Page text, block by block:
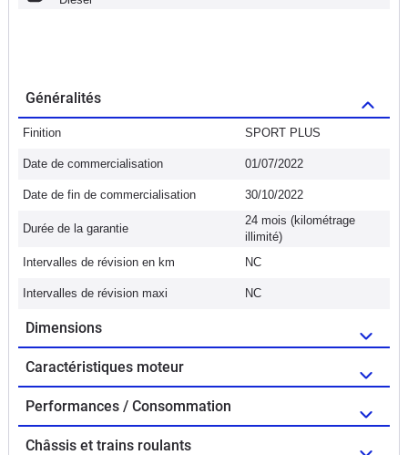
Généralités
Finition SPORT PLUS
Date de commercialisation 01/07/2022
Date de fin de commercialisation 30/10/2022
Durée de la garantie
24 mois (kilométrage
illimité)
Intervalles de révision en km
NC
Intervalles de révision maxi NC
Dimensions
Caractéristiques moteur
Performances / Consommation
Châssis et trains roulants